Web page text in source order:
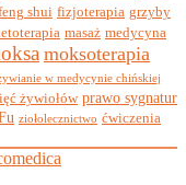
shui fizjoterapia grzyby
masaż medycyna
moksoterapia
w medycynie chińskiej
żywiołów prawo sygnatur
ziołolecznictwo ćwiczenia